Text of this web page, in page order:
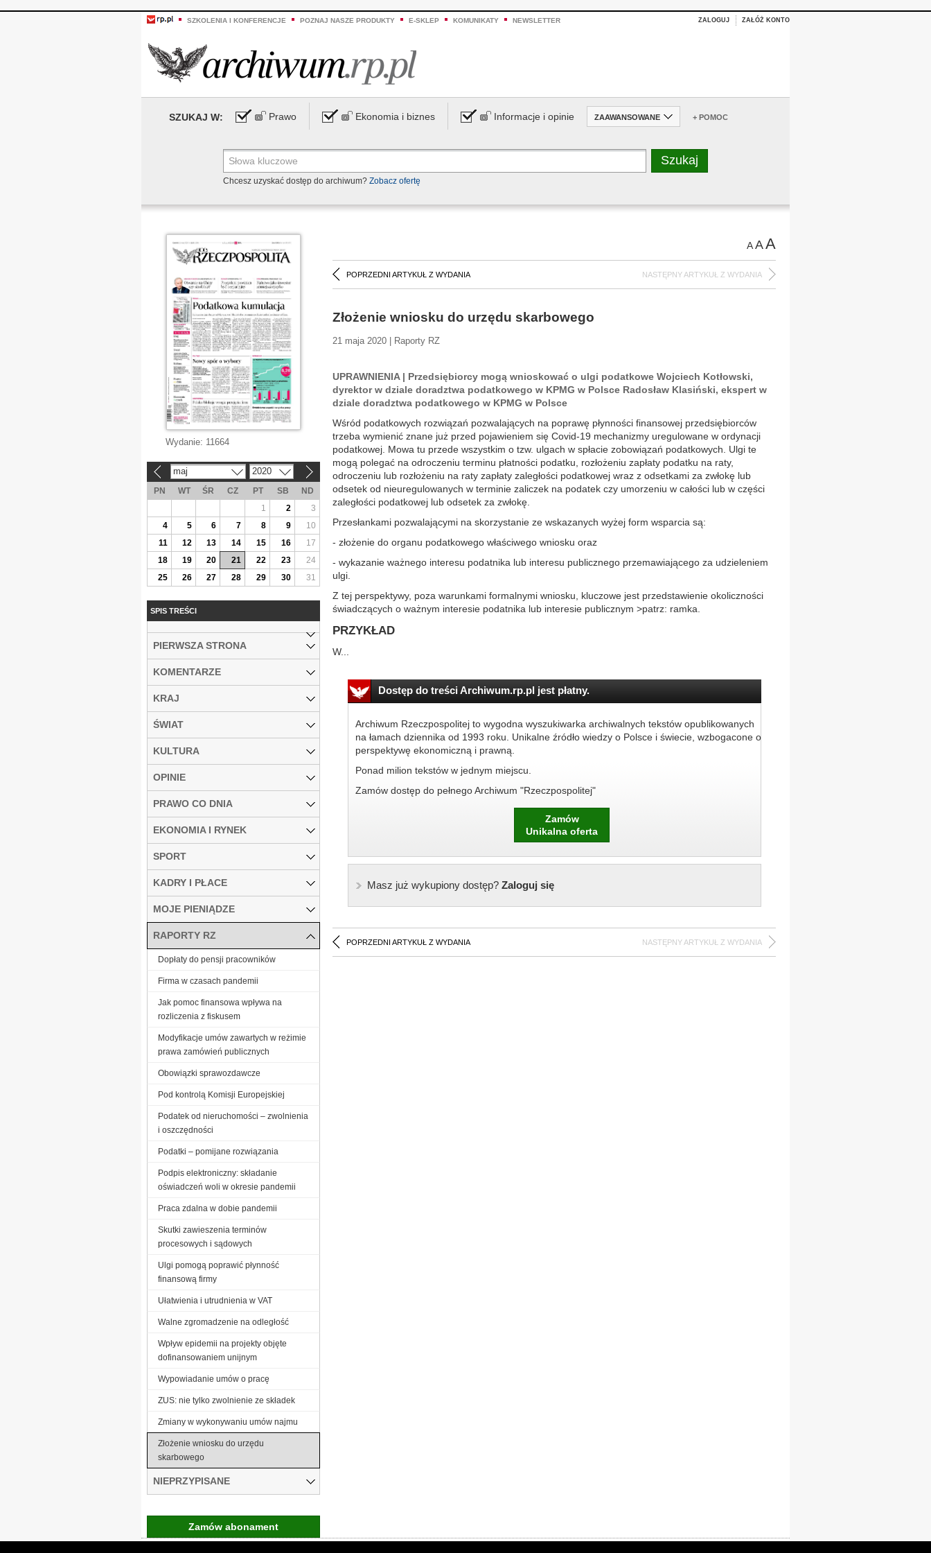
SZKOLENIA I KONFERENCJE POZNAJ NASZE PRODUKTY E-SKLEP KOMUNIKATY NEWSLETTER ZALOGUJ ZAŁÓŻ KONTO
SZUKAJ W: Prawo Ekonomia i biznes Informacje i opinie ZAAWANSOWANE + POMOC
Chcesz uzyskać dostęp do archiwum? Zobacz ofertę
AAA
POPRZEDNI ARTYKUŁ Z WYDANIA NASTĘPNY ARTYKUŁ Z WYDANIA
Złożenie wniosku do urzędu skarbowego
21 maja 2020 | Raporty RZ
UPRAWNIENIA | Przedsiębiorcy mogą wnioskować o ulgi podatkowe Wojciech Kotłowski,
dyrektor w dziale doradztwa podatkowego w KPMG w Polsce Radosław Klasiński, ekspert w
dziale doradztwa podatkowego w KPMG w Polsce
Wśród podatkowych rozwiązań pozwalających na poprawę płynności finansowej przedsiębiorców
trzeba wymienić znane już przed pojawieniem się Covid-19 mechanizmy uregulowane w ordynacji
podatkowej. Mowa tu przede wszystkim o tzw. ulgach w spłacie zobowiązań podatkowych. Ulgi te
mogą polegać na odroczeniu terminu płatności podatku, rozłożeniu zapłaty podatku na raty,
odroczeniu lub rozłożeniu na raty zapłaty zaległości podatkowej wraz z odsetkami za zwłokę lub
odsetek od nieuregulowanych w terminie zaliczek na podatek czy umorzeniu w całości lub w części
zaległości podatkowej lub odsetek za zwłokę.
Przesłankami pozwalającymi na skorzystanie ze wskazanych wyżej form wsparcia są:
- złożenie do organu podatkowego właściwego wniosku oraz
- wykazanie ważnego interesu podatnika lub interesu publicznego przemawiającego za udzieleniem
ulgi.
Z tej perspektywy, poza warunkami formalnymi wniosku, kluczowe jest przedstawienie okoliczności
świadczących o ważnym interesie podatnika lub interesie publicznym >patrz: ramka.
PRZYKŁAD
W...
Dostęp do treści Archiwum.rp.pl jest płatny.
Archiwum Rzeczpospolitej to wygodna wyszukiwarka archiwalnych tekstów opublikowanych
na łamach dziennika od 1993 roku. Unikalne źródło wiedzy o Polsce i świecie, wzbogacone o
perspektywę ekonomiczną i prawną.
Ponad milion tekstów w jednym miejscu.
Zamów dostęp do pełnego Archiwum "Rzeczpospolitej"
Zamów
Unikalna oferta
Masz już wykupiony dostęp?Zaloguj się
POPRZEDNI ARTYKUŁ Z WYDANIA NASTĘPNY ARTYKUŁ Z WYDANIA
Wydanie: 11664
maj 2020
PN WT ŚR CZ PT SB
ND
1
2
3
4
5 6 7 8 9
10
11
12 13 14 15 16
17
18
19 20 21 22 23
24
25
26 27 28 29 30 31
SPIS TREŚCI
PIERWSZA STRONA
KOMENTARZE
KRAJ
ŚWIAT
KULTURA
OPINIE
PRAWO CO DNIA
EKONOMIA I RYNEK
SPORT
KADRY I PŁACE
MOJE PIENIĄDZE
RAPORTY RZ
Dopłaty do pensji pracowników
Firma w czasach pandemii
Jak pomoc finansowa wpływa na
rozliczenia z fiskusem
Modyfikacje umów zawartych w reżimie
prawa zamówień publicznych
Obowiązki sprawozdawcze
Pod kontrolą Komisji Europejskiej
Podatek od nieruchomości – zwolnienia
i oszczędności
Podatki – pomijane rozwiązania
Podpis elektroniczny: składanie
oświadczeń woli w okresie pandemii
Praca zdalna w dobie pandemii
Skutki zawieszenia terminów
procesowych i sądowych
Ulgi pomogą poprawić płynność
finansową firmy
Ułatwienia i utrudnienia w VAT
Walne zgromadzenie na odległość
Wpływ epidemii na projekty objęte
dofinansowaniem unijnym
Wypowiadanie umów o pracę
ZUS: nie tylko zwolnienie ze składek
Zmiany w wykonywaniu umów najmu
Złożenie wniosku do urzędu
skarbowego
NIEPRZYPISANE
Zamów abonament